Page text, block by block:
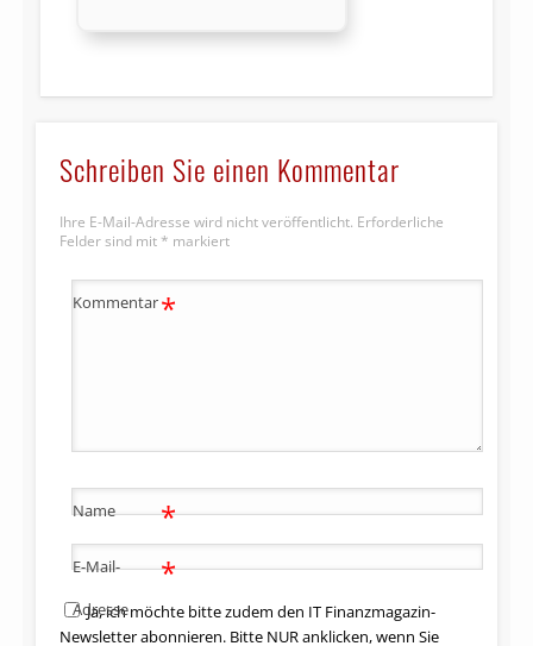
Schreiben Sie einen Kommentar
Ihre E-Mail-Adresse wird nicht veröffentlicht. Erforderliche
Felder sind mit * markiert
Kommentar*
Name *
E-Mail-
Adresse
*
Ja, ich möchte bitte zudem den IT Finanzmagazin-
Newsletter abonnieren. Bitte NUR anklicken, wenn Sie